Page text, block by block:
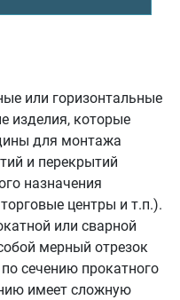
или горизонтальные
изделия, которые
для монтажа
и перекрытий
назначения
центры и т.п.).
или сварной
мерный отрезок
сечению прокатного
имеет сложную